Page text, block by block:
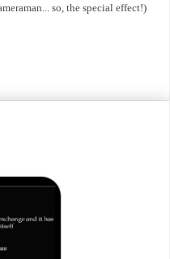
so, the special effect!)